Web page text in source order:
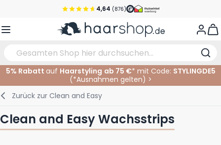
Zum Inhalt springen
Vor 22 Uhr bestellt, noch heute versendet!*
Versandkostenfrei ab 39 €
Kundenservice
Haarpflege
Haarfarbe
Gesichtspflege
Bräunungsprodukte
Augenbrauen
Lippen
Nagelprodukte
Haarprodukte
Bartpflege
Elektrisch
Schneidzubehör
Im Salon
Haarfarbe
5% Rabatt auf Haarstyling ab 75 €* mit Code: STYLINGDE5
(*Ausnahmen gelten) >
Zurück zur Clean and Easy
Clean and Easy Wachsstrips